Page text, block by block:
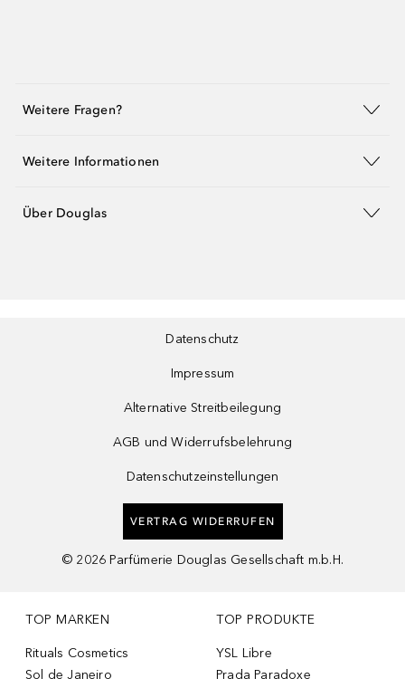
Weitere Fragen?
Weitere Informationen
Über Douglas
Datenschutz
Impressum
Alternative Streitbeilegung
AGB und Widerrufsbelehrung
Datenschutzeinstellungen
VERTRAG WIDERRUFEN
© 2026 Parfümerie Douglas Gesellschaft m.b.H.
TOP MARKEN
Rituals Cosmetics
Sol de Janeiro
TOP PRODUKTE
YSL Libre
Prada Paradoxe